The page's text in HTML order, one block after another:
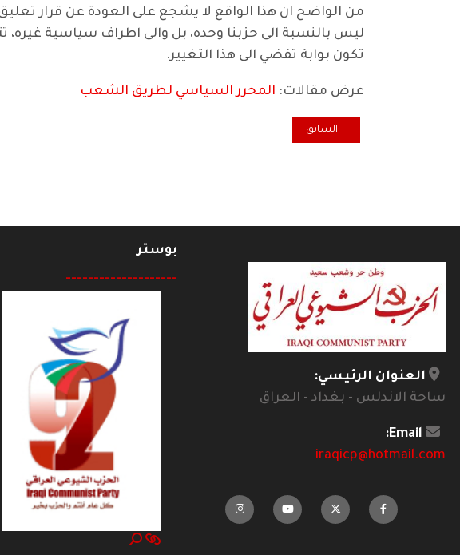
من الواضح ان هذا الواقع لا يشجع على العودة عن قرار
ليس بالنسبة الى حزبنا وحده، بل والى اطراف سياسية غيره،
تكون بوابة تفضي الى هذا التغيير.
عرض مقالات: المحرر السياسي لطريق الشعب
المقال السابق: اعتذار اللجنة المركزية عن استقبال المهنئين بعيد الاضحى
السابق
العنوان الرئيسي:
ساحة الاندلس - بغداد - العراق
Email:
iraqicp@hotmail.com
بوستر
--------------------